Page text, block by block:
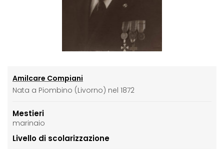
Amilcare Compiani
Nata a Piombino (Livorno) nel 1872
Mestieri
marinaio
Livello di scolarizzazione